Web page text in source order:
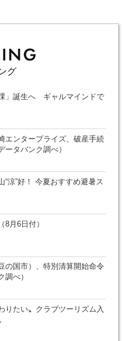
グ
」誕生へ ギャルマインドで
エンタープライズ、破産手続
ータバンク調べ）
“涼”好！ 今夏おすすめ避暑ス
8月6日付）
の国市）、特別清算開始命令
調べ）
りたい〟クラブツーリズム入